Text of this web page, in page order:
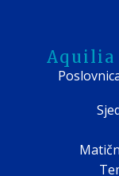
Aquilia